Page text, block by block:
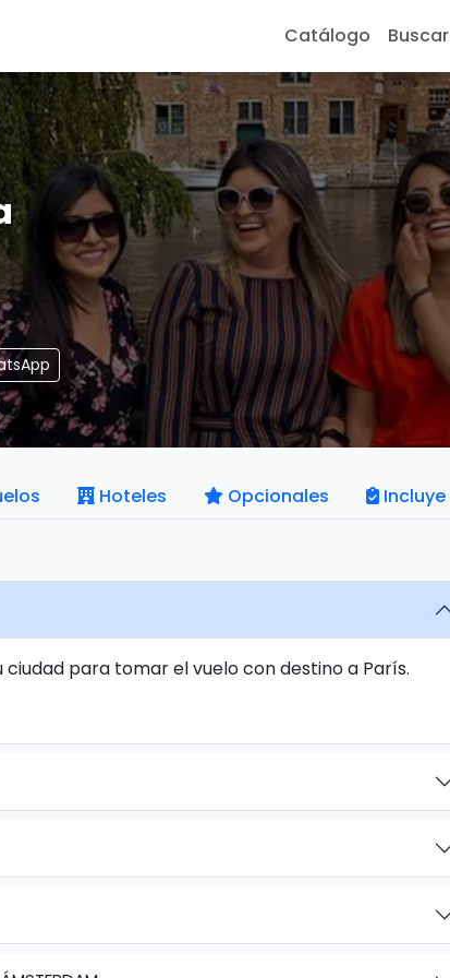
Catálogo Buscar
Hoteles Opcionales Incluye
para tomar el vuelo con destino a París.